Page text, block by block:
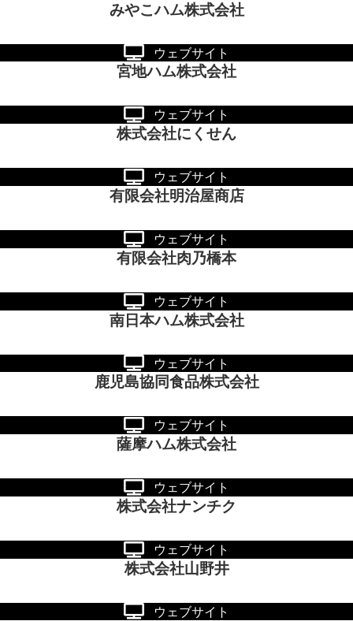
みやこハム株式会社
ウェブサイト
宮地ハム株式会社
ウェブサイト
株式会社にくせん
ウェブサイト
有限会社明治屋商店
ウェブサイト
有限会社肉乃橋本
ウェブサイト
南日本ハム株式会社
ウェブサイト
鹿児島協同食品株式会社
ウェブサイト
薩摩ハム株式会社
ウェブサイト
株式会社ナンチク
ウェブサイト
株式会社山野井
ウェブサイト